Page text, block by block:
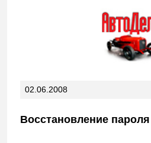
02.06.2008
Восстановление пароля